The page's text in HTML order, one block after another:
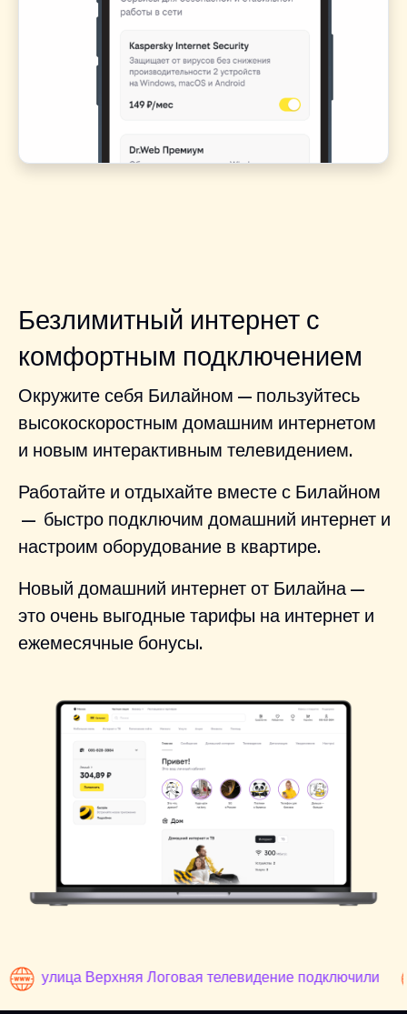
Безлимитный интернет с
комфортным подключением
Окружите себя Билайном — пользуйтесь
высокоскоростным домашним интернетом
и новым интерактивным телевидением.
Работайте и отдыхайте вместе с Билайном
— быстро подключим домашний интернет и
настроим оборудование в квартире.
Новый домашний интернет от Билайна —
это очень выгодные тарифы на интернет и
ежемесячные бонусы.
улица Верхняя Логовая телевидение подключили